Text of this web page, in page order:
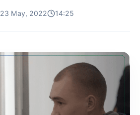
23 May, 2022 14:25